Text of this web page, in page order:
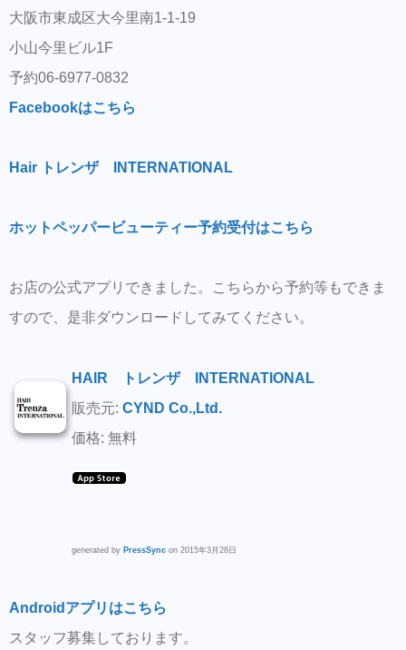
大阪市東成区大今里南1-1-19
小山今里ビル1F
予約06-6977-0832
Facebookはこちら
Hair トレンザ INTERNATIONAL
ホットペッパービューティー予約受付はこちら
お店の公式アプリできました。こちらから予約等もできま
すので、是非ダウンロードしてみてください。
HAIR トレンザ INTERNATIONAL
販売元: CYND Co.,Ltd.
価格: 無料
generated by PressSync on 2015年3月28日
Androidアプリはこちら
スタッフ募集しております。